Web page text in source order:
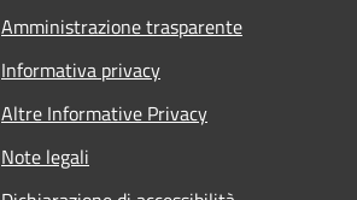
Amministrazione trasparente
Informativa privacy
Altre Informative Privacy
Note legali